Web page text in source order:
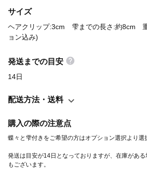
く際、必ず同じに切り抜くことは出来ません
をお楽しみいただければと思います。また
蝶々と雫もレジンを使用して作成しています
まう場合があります。 作品を長く愛用して
法。 使用後は柔らかい布等で優しく拭いて
って、ある程度の強度を持たせております。
品が壊れてしまったりしましたら是非ご連絡
まった状況は話せる限りで構いません。当シ
ります。猫アレルギーの問題がある方は念
サイズ
ヘアクリップ:3cm 雫までの長さ:約8cm
ョン込み)
発送までの目安
14日
配送方法・送料
購入の際の注意点
発送は目安が14日となっておりますが、在庫がある